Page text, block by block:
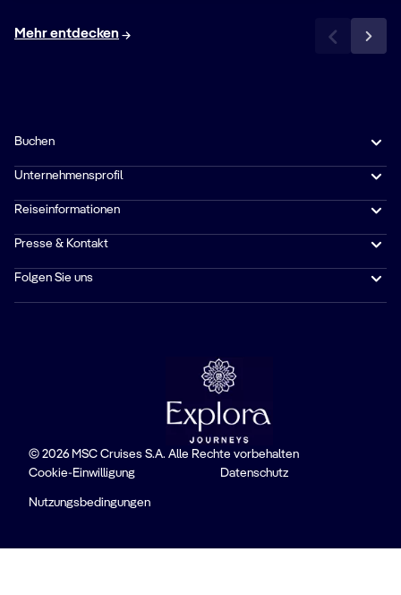
Mehr entdecken
Buchen
Unternehmensprofil
Reiseinformationen
Presse & Kontakt
Folgen Sie uns
© 2026 MSC Cruises S.A. Alle Rechte vorbehalten
Cookie-Einwilligung
Datenschutz
Nutzungsbedingungen